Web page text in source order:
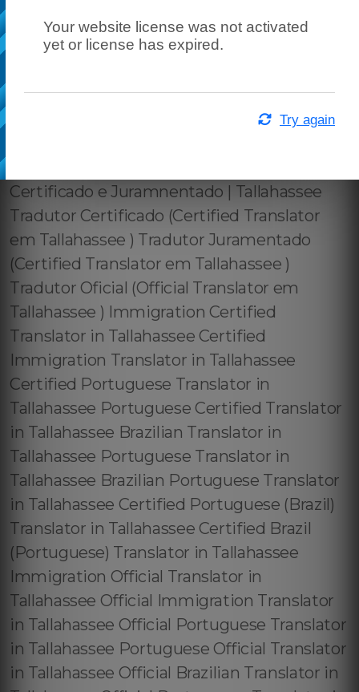
Your website license was not activated
yet or license has expired.
Try again